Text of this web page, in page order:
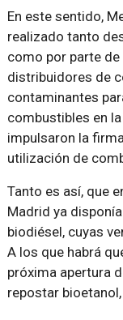
En este sentido,
realizado tanto
como por parte
distribuidores de
contaminantes
combustibles en
impulsaron la
utilización de
Tanto es así, que
Madrid ya
biodiésel, cuyas
A los que habrá
próxima apertura
repostar